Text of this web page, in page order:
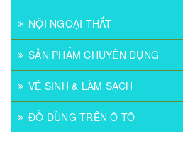
NỘI NGOẠI THẤT
SẢN PHẨM CHUYÊN DỤNG
VỆ SINH & LÀM SẠCH
ĐỒ DÙNG TRÊN Ô TÔ